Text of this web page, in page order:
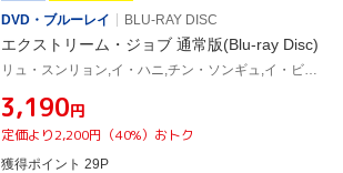
DVD・ブルーレイ
BLU-RAY DISC
エクストリーム・ジョブ 通常版(Blu-ray Disc)
リュ・スンリョン,イ・ハニ,チン・ソンギュ,イ・ビョンホン(監督)
¥3,190円
定価より2,200円（40%）おトク
獲得ポイント 29P